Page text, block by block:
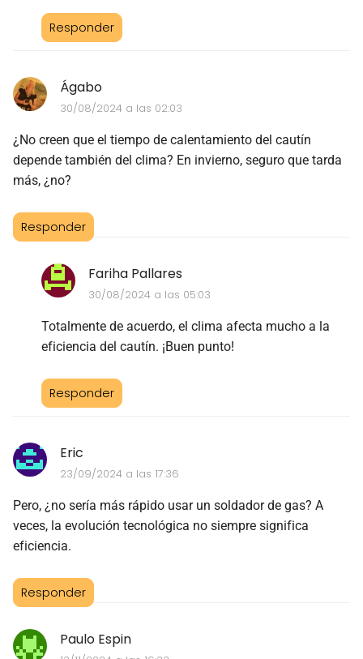
Responder
Ágabo
30/08/2024 a las 02:03
¿No creen que el tiempo de calentamiento del cautín
depende también del clima? En invierno, seguro que tarda
más, ¿no?
Responder
Fariha Pallares
30/08/2024 a las 05:03
Totalmente de acuerdo, el clima afecta mucho a la
eficiencia del cautín. ¡Buen punto!
Responder
Eric
23/09/2024 a las 17:36
Pero, ¿no sería más rápido usar un soldador de gas? A
veces, la evolución tecnológica no siempre significa
eficiencia.
Responder
Paulo Espin